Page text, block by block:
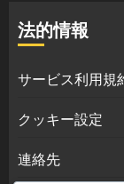
法的情報
サービス利用規
クッキー設定
連絡先